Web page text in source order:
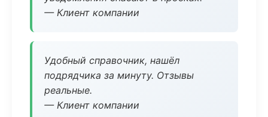
— Клиент компании
Удобный справочник, нашёл
подрядчика за минуту. Отзывы
реальные.
— Клиент компании